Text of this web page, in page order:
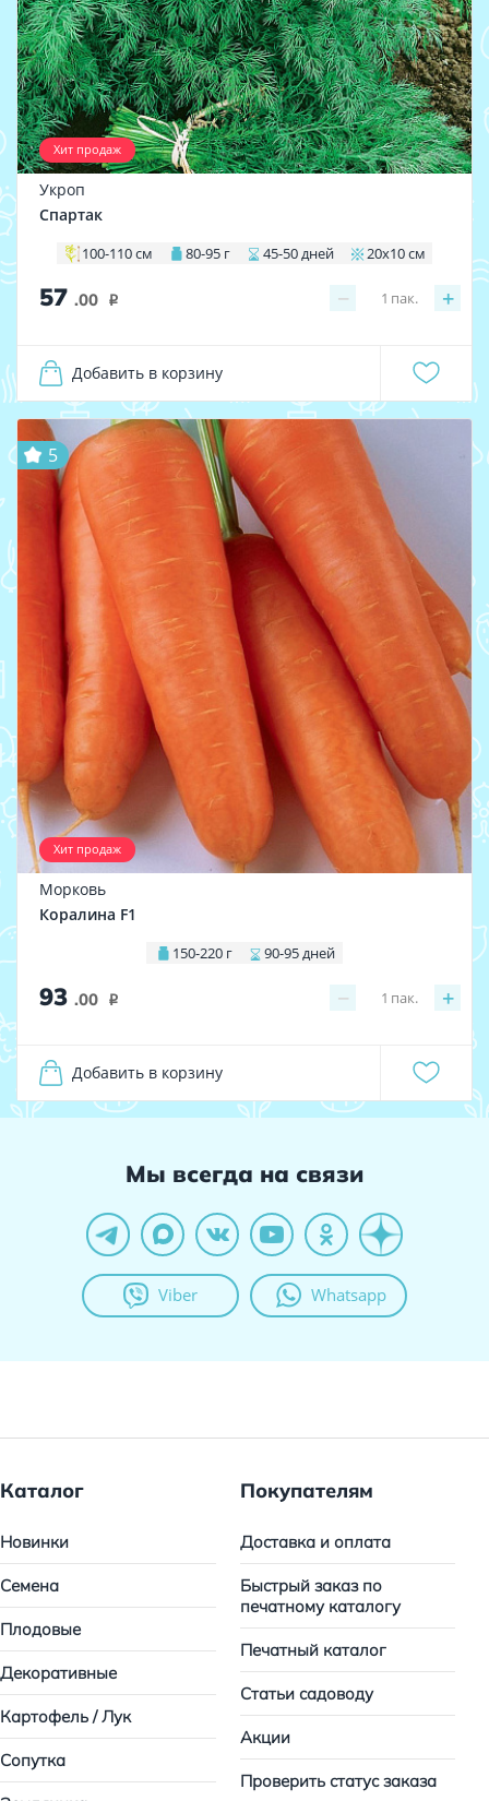
Хит продаж
Укроп
Спартак
100-110 см 80-95 г 45-50 дней 20х10 см
57 .00 i − +
1 пак.
Добавить в корзину
Хит продаж
5
Морковь
Коралина F1
150-220 г 90-95 дней
93 .00 i − +
1 пак.
Добавить в корзину
Мы всегда на связи
Viber Whatsapp
Каталог
Новинки
Семена
Плодовые
Декоративные
Картофель / Лук
Сопутка
Покупателям
Доставка и оплата
Быстрый заказ по
печатному каталогу
Печатный каталог
Статьи садоводу
Акции
Проверить статус заказа